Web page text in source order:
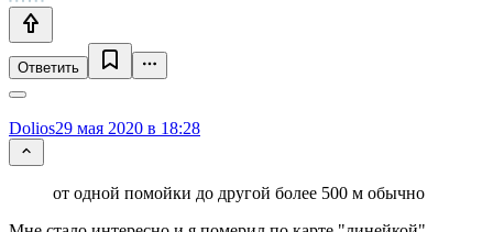
Ответить
Dolios29 мая 2020 в 18:28
от одной помойки до другой более 500 м обычно